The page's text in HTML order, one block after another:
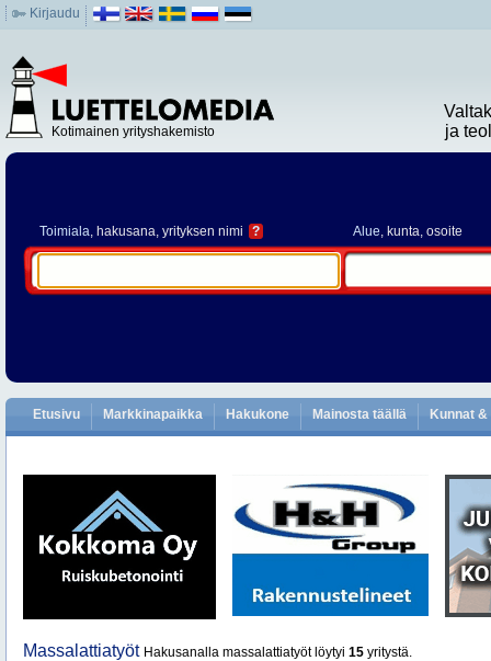
Kirjaudu
Kotimainen yrityshakemisto
ja
Toimiala, hakusana, yrityksen nimi ? Alue, kunta, osoite
Etusivu Markkinapaikka Hakukone Mainosta täällä Kunnat
Massalattiatyöt Hakusanalla massalattiatyöt löytyi 15 yritystä.